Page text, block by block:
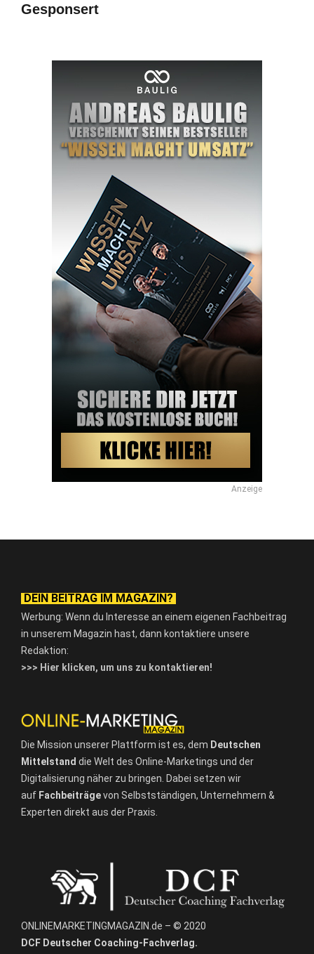
Gesponsert
Anzeige
DEIN BEITRAG IM MAGAZIN?
Werbung: Wenn du Interesse an einem eigenen Fachbeitrag
in unserem Magazin hast, dann kontaktiere unsere
Redaktion:
>>> Hier klicken, um uns zu kontaktieren!
Die Mission unserer Plattform ist es, dem Deutschen
Mittelstand die Welt des Online-Marketings und der
Digitalisierung näher zu bringen. Dabei setzen wir
auf Fachbeiträgevon Selbstständigen, Unternehmern &
Experten direkt aus der Praxis.
ONLINEMARKETINGMAGAZIN.de – © 2020
DCF Deutscher Coaching-Fachverlag.